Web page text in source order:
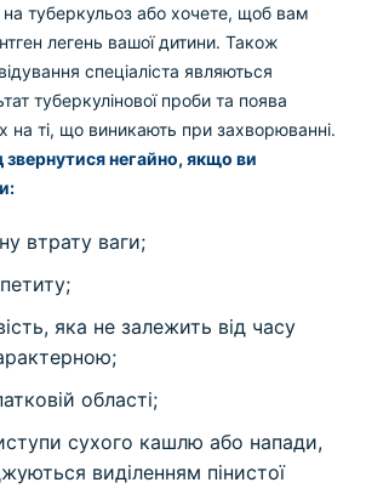
туберкульоз або хочете, щоб вам
легень вашої дитини. Також
спеціаліста являються
туберкулінової проби та поява
на ті, що виникають при захворюванні.
звернутися негайно, якщо ви
втрату ваги;
яка не залежить від часу
області;
сухого кашлю або напади,
виділенням пінистої